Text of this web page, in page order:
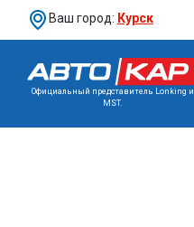
Ваш город: Курск
Официальный представитель Lonking и
MST.